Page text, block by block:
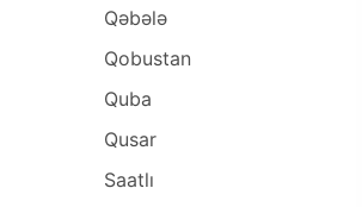
Qəbələ
Qobustan
Quba
Qusar
Saatlı